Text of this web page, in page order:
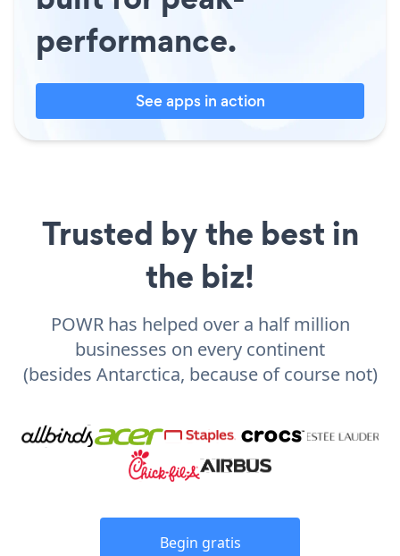
performance.
See apps in action
Trusted by the best in
the biz!
POWR has helped over a half million
businesses on every continent
(besides Antarctica, because of course not)
Begin gratis